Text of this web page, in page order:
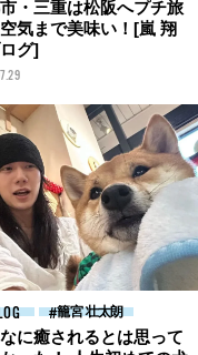
・三重は松阪へプチ旅
気まで美味い！[嵐 翔
グ]
籠宮 壮太朗
に癒されるとは思って